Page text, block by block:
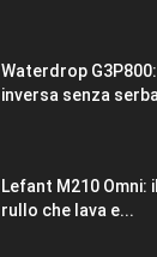
Waterdrop
inversa senza
Lefant M210
rullo che lava e...